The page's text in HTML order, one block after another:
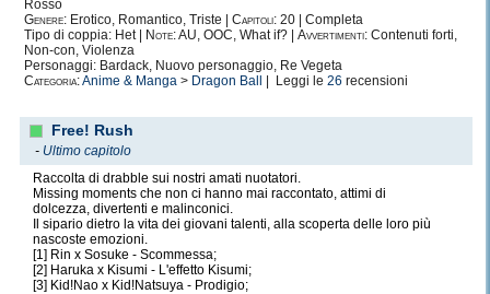
Rosso
Genere: Erotico, Romantico, Triste | Capitoli: 20 | Completa
Tipo di coppia: Het |
Note:AU, OOC, What if? | Avvertimenti: Contenuti forti,
Non-con, Violenza
Personaggi: Bardack, Nuovo personaggio, Re Vegeta
Categoria:Anime & Manga > Dragon Ball | Leggi le 26 recensioni
Free! Rush
- Ultimo capitolo
Raccolta di drabble sui nostri amati nuotatori.
Missing moments che non ci hanno mai raccontato, attimi di
dolcezza, divertenti e malinconici.
Il sipario dietro la vita dei giovani talenti, alla scoperta delle loro più
nascoste emozioni.
[1] Rin x Sosuke - Scommessa;
[2] Haruka x Kisumi - L'effetto Kisumi;
[3] Kid!Nao x Kid!Natsuya - Prodigio;